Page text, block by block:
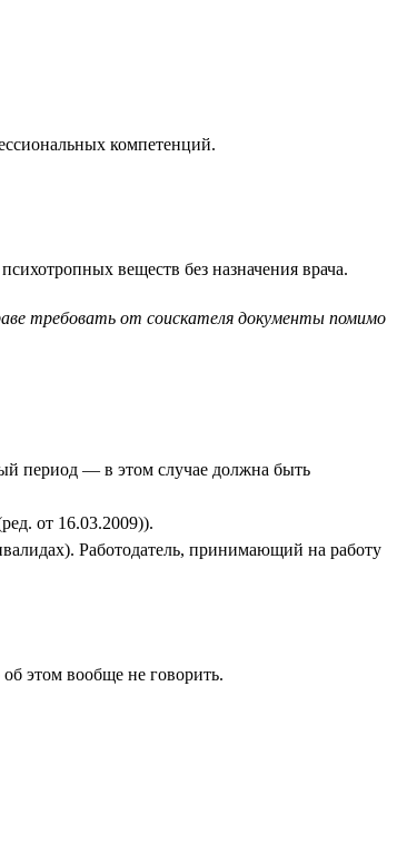
компетенций.
веществ без назначения врача.
требовать от соискателя документы помимо
период — в этом случае должна быть
от 16.03.2009)).
Работодатель, принимающий на работу
этом вообще не говорить.